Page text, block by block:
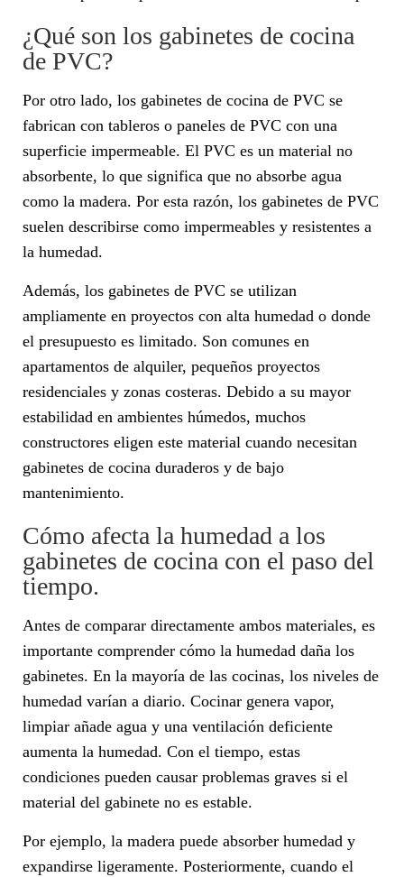
¿Qué son los gabinetes de cocina
de PVC?
Por otro lado, los gabinetes de cocina de PVC se
fabrican con tableros o paneles de PVC con una
superficie impermeable. El PVC es un material no
absorbente, lo que significa que no absorbe agua
como la madera. Por esta razón, los gabinetes de PVC
suelen describirse como impermeables y resistentes a
la humedad.
Además, los gabinetes de PVC se utilizan
ampliamente en proyectos con alta humedad o donde
el presupuesto es limitado. Son comunes en
apartamentos de alquiler, pequeños proyectos
residenciales y zonas costeras. Debido a su mayor
estabilidad en ambientes húmedos, muchos
constructores eligen este material cuando necesitan
gabinetes de cocina duraderos y de bajo
mantenimiento.
Cómo afecta la humedad a los
gabinetes de cocina con el paso del
tiempo.
Antes de comparar directamente ambos materiales, es
importante comprender cómo la humedad daña los
gabinetes. En la mayoría de las cocinas, los niveles de
humedad varían a diario. Cocinar genera vapor,
limpiar añade agua y una ventilación deficiente
aumenta la humedad. Con el tiempo, estas
condiciones pueden causar problemas graves si el
material del gabinete no es estable.
Por ejemplo, la madera puede absorber humedad y
expandirse ligeramente. Posteriormente, cuando el